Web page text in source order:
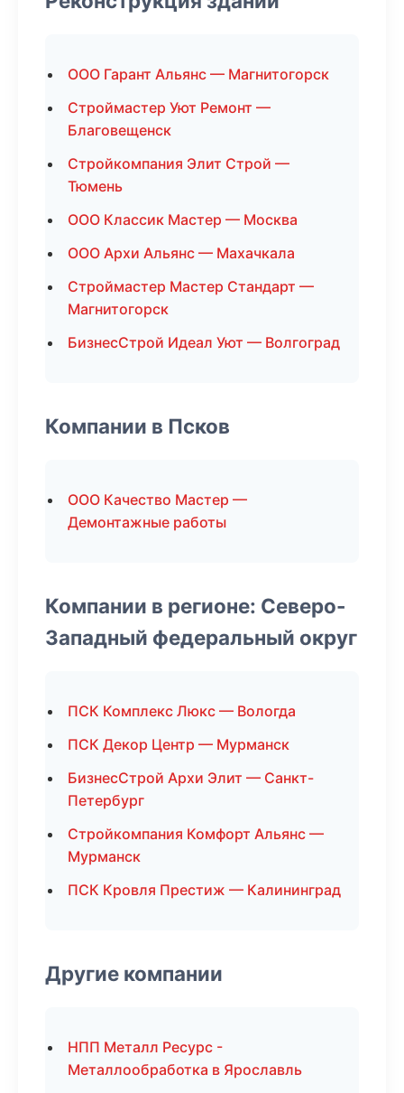
ООО Гарант Альянс — Магнитогорск
Строймастер Уют Ремонт —
Благовещенск
Стройкомпания Элит Строй —
Тюмень
ООО Классик Мастер — Москва
ООО Архи Альянс — Махачкала
Строймастер Мастер Стандарт —
Магнитогорск
БизнесСтрой Идеал Уют — Волгоград
Компании в Псков
ООО Качество Мастер —
Демонтажные работы
Компании в регионе: Северо-
Западный федеральный округ
ПСК Комплекс Люкс — Вологда
ПСК Декор Центр — Мурманск
БизнесСтрой Архи Элит — Санкт-
Петербург
Стройкомпания Комфорт Альянс —
Мурманск
ПСК Кровля Престиж — Калининград
Другие компании
НПП Металл Ресурс -
Металлообработка в Ярославль